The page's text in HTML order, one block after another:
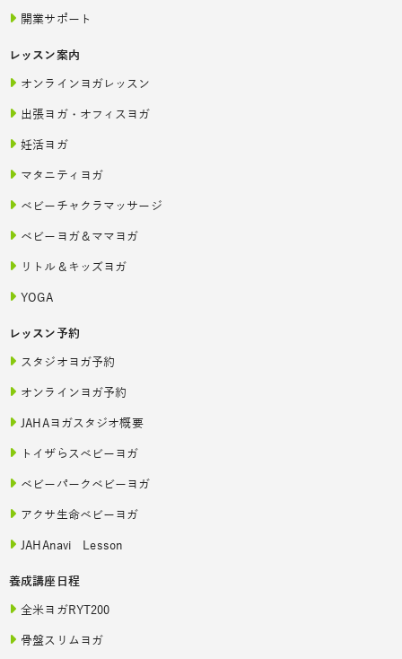
開業サポート
レッスン案内
オンラインヨガレッスン
出張ヨガ・オフィスヨガ
妊活ヨガ
マタニティヨガ
ベビーチャクラマッサージ
ベビーヨガ＆ママヨガ
リトル＆キッズヨガ
YOGA
レッスン予約
スタジオヨガ予約
オンラインヨガ予約
JAHAヨガスタジオ概要
トイザらスベビーヨガ
ベビーパークベビーヨガ
アクサ生命ベビーヨガ
JAHAnavi Lesson
養成講座日程
全米ヨガRYT200
骨盤スリムヨガ